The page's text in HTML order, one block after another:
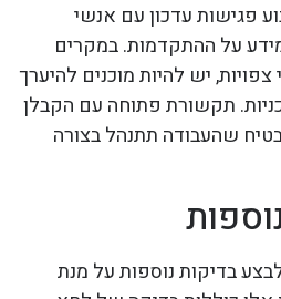
פגישות עדכון עם אנשי
על ההתקדמות. במקרים
יש להיות מוכנים להיערך
תקשורת פתוחה עם הקבלן
שהעבודה תתנהל בצורה
בדיקות נוספות על מנת